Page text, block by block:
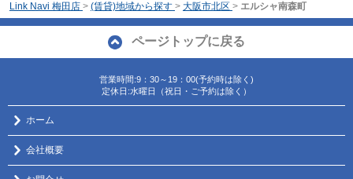
Link Navi 梅田店 > (賃貸)地域から探す > 大阪市北区 > エルシャ南森町
ページトップに戻る
営業時間:9：30～19：00(予約時は除く)
定休日:水曜日（祝日・ご予約は除く）
ホーム
会社概要